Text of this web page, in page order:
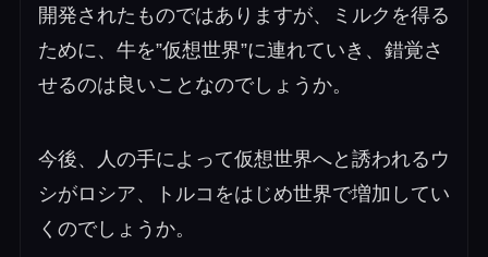
開発されたものではありますが、
ミルクを得る
ために、牛を”仮想世界”に連れていき、錯覚さ
せるのは良いことなのでしょうか。
今後、人の手によって仮想世界へと誘われるウ
シがロシア、トルコをはじめ世界で増加してい
くのでしょうか。